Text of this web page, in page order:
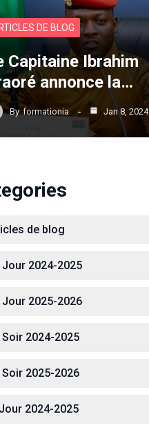
DE BLOG
Capitaine Ibrahim
annonce la…
By formationia Jan 8, 2024
de blog
Jour 2024-2025
Jour 2025-2026
Soir 2024-2025
Soir 2025-2026
2024-2025